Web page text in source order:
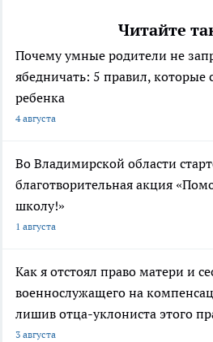
Читайте
Почему умные родители не
ябедничать: 5 правил, которые
ребенка
4 августа
Во Владимирской области
благотворительная акция
школу!»
1 августа
Как я отстоял право матери и
военнослужащего на
лишив отца-уклониста этого
3 августа